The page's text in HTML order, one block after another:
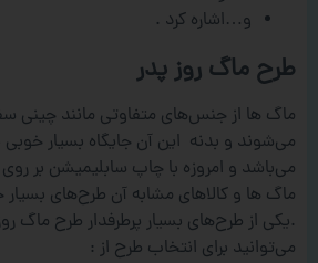
و…اشاره کرد .
طرح ماگ روز پدر
ماگ ها از جنس‌های متفاوتی مانند چینی
می‌شوند و بدنه این آن جایگاه بسیار
می‌باشد و امروزه با چاپ سابلیمیشن بر
ماگ ها و کالاهای مشابه آن طرح‌های
.یکی از طرح‌های بسیار پرطرفدار طرح ماگ
می‌توانید برای انتخاب طرح از :